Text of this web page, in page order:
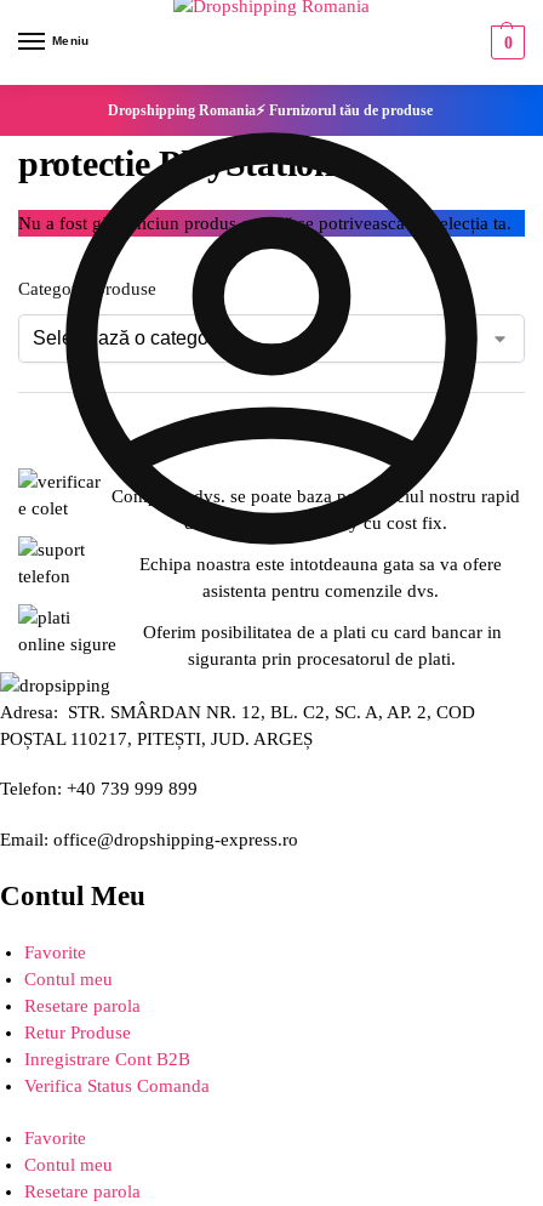
Meniu 0
Dropshipping Romania⚡ Furnizorul tău de produse
protectie PlayStation 5
Nu a fost găsit niciun produs care să se potrivească cu selecția ta.
Categorie produse
Compania dvs. se poate baza pe serviciul nostru rapid
de expediere SameDay cu cost fix.
Echipa noastra este intotdeauna gata sa va ofere
asistenta pentru comenzile dvs.
Oferim posibilitatea de a plati cu card bancar in
siguranta prin procesatorul de plati.
Adresa: STR. SMÂRDAN NR. 12, BL. C2, SC. A, AP. 2, COD
POȘTAL 110217, PITEȘTI, JUD. ARGEȘ
Telefon: +40 739 999 899
Email: office@dropshipping-express.ro
Contul Meu
Favorite
Contul meu
Resetare parola
Retur Produse
Inregistrare Cont B2B
Verifica Status Comanda
Favorite
Contul meu
Resetare parola